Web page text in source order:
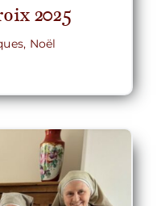
2025
Noël